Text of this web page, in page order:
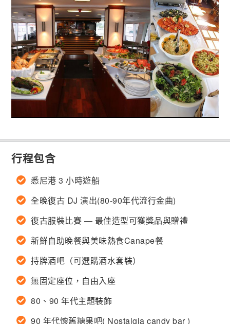
行程包含
悉尼港 3 小時遊船
全晚復古 DJ 演出(80-90年代流行金曲)
復古服裝比賽 — 最佳造型可獲獎品與贈禮
新鮮自助晚餐與美味熱食Canape餐
持牌酒吧（可選購酒水套裝）
無固定座位，自由入座
80、90 年代主題裝飾
90 年代懷舊糖果吧( Nostalgia candy bar )